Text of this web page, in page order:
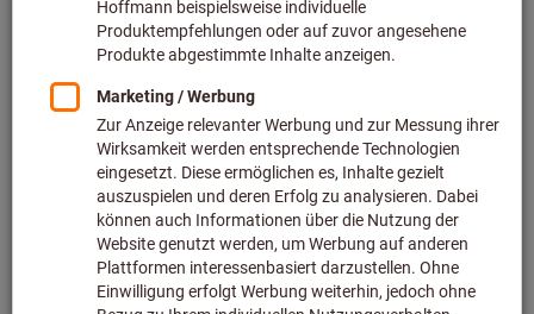
In den Warenkorb
Voraussichtliche Lieferzeit: 1-2 Wochen Speditionslieferung
Bitte beachten Sie die Lieferzeit und eingeschränkte
Beratung:
Diesen Artikel bestellen wir für Sie direkt beim Hersteller,
da er nicht Bestandteil unseres Hauptsortiments ist und
somit nicht bei uns auf Lager liegt. Infos